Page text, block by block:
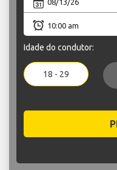
Idade do condutor:
18 - 29